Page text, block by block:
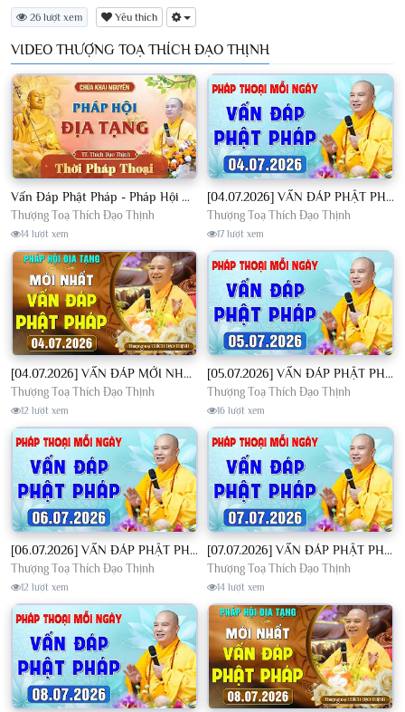
26 lượt xem Yêu thích
VIDEO THƯỢNG TOẠ THÍCH ĐẠO THỊNH
Vấn Đáp Phật Pháp - Pháp Hội Địa Tạng Ngày 01/08/2026│TT. Thích Đạo Thịnh
Thượng Toạ Thích Đạo Thịnh
14 lượt xem
[04.07.2026] VẤN ĐÁP PHẬT PHÁP - Nghe Thầy giảng Pháp mỗi ngày CÔNG ĐỨC VÔ LƯỢNG│TT. Thích Đạo Thịnh
Thượng Toạ Thích Đạo Thịnh
17 lượt xem
[04.07.2026] VẤN ĐÁP MỚI NHẤT - Pháp Hội Địa Tạng Chùa Khai Nguyên | TT. Thích Đạo Thịnh
Thượng Toạ Thích Đạo Thịnh
12 lượt xem
[05.07.2026] VẤN ĐÁP PHẬT PHÁP - Nghe Thầy giảng Pháp mỗi ngày CÔNG ĐỨC VÔ LƯỢNG│TT. Thích Đạo Thịnh
Thượng Toạ Thích Đạo Thịnh
16 lượt xem
[06.07.2026] VẤN ĐÁP PHẬT PHÁP - Nghe Thầy giảng Pháp mỗi ngày CÔNG ĐỨC VÔ LƯỢNG│TT. Thích Đạo Thịnh
Thượng Toạ Thích Đạo Thịnh
12 lượt xem
[07.07.2026] VẤN ĐÁP PHẬT PHÁP - Nghe Thầy giảng Pháp mỗi ngày CÔNG ĐỨC VÔ LƯỢNG│TT. Thích Đạo Thịnh
Thượng Toạ Thích Đạo Thịnh
14 lượt xem